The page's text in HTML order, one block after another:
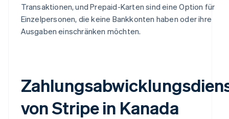
Transaktionen, und Prepaid-Karten sind eine Option für
Einzelpersonen, die keine Bankkonten haben oder ihre
Ausgaben einschränken möchten.
von Stripe in Kanada